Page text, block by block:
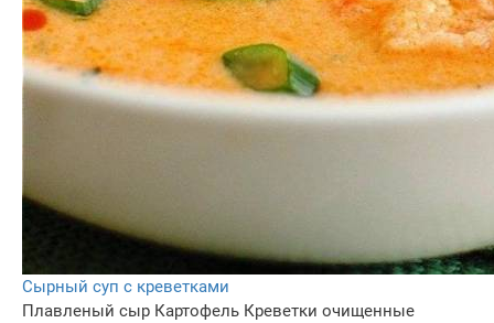
Сырный суп с креветками
Плавленый сыр Картофель Креветки очищенные